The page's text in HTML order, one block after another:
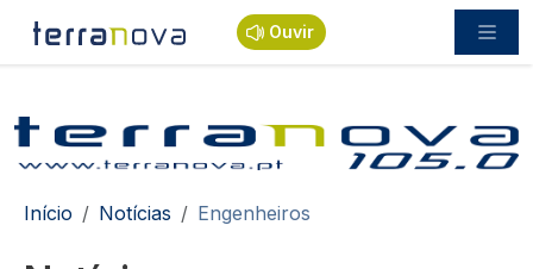
Passar para o conteúdo principal
Ouvir
Navegação estrutural
Início Notícias Engenheiros